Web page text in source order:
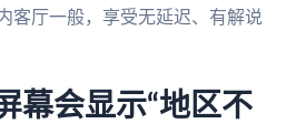
客厅一般，享受无延迟、有解说
幕会显示“地区不